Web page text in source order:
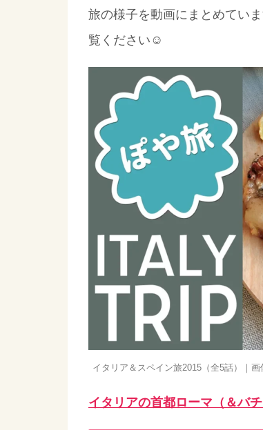
旅の様子を動画にまとめてい
覧ください☺
イタリア＆スペイン旅2015（全5話）｜
イタリアの首都ローマ（＆バ